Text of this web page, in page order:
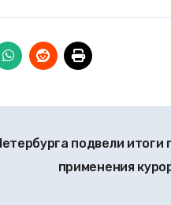
подвели итоги
применения